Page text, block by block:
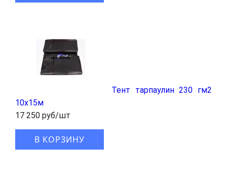
Тент тарпаулин 230 гм2
10x15м
17 250 руб/шт
В КОРЗИНУ